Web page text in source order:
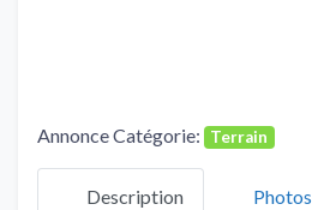
Annonce Catégorie: Terrain
Description Photos